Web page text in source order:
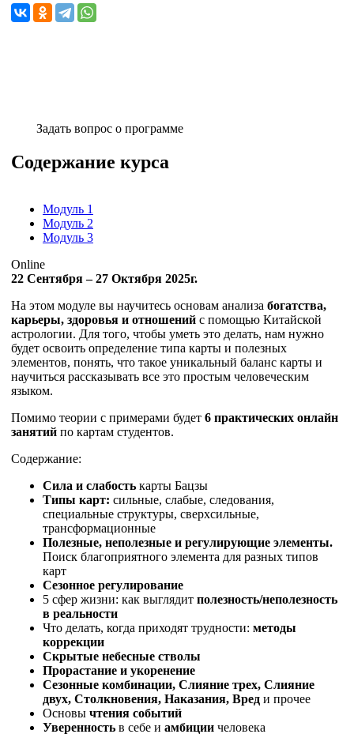
Задать вопрос о программе
Содержание курса
Модуль 1
Модуль 2
Модуль 3
Online
22 Сентября – 27 Октября 2025г.
На этом модуле вы научитесь основам анализа богатства,
карьеры, здоровья и отношений с помощью Китайской
астрологии. Для того, чтобы уметь это делать, нам нужно
будет освоить определение типа карты и полезных
элементов, понять, что такое уникальный баланс карты и
научиться рассказывать все это простым человеческим
языком.
Помимо теории с примерами будет 6 практических онлайн
занятий по картам студентов.
Содержание:
Сила и слабость карты Бацзы
Типы карт: сильные, слабые, следования,
специальные структуры, сверхсильные,
трансформационные
Полезные, неполезные и регулирующие элементы.
Поиск благоприятного элемента для разных типов
карт
Сезонное регулирование
5 сфер жизни: как выглядит полезность/неполезность
в реальности
Что делать, когда приходят трудности: методы
коррекции
Скрытые небесные стволы
Прорастание и укоренение
Сезонные комбинации, Слияние трех, Слияние
двух, Столкновения, Наказания, Вред и прочее
Основы чтения событий
Уверенность в себе и амбиции человека